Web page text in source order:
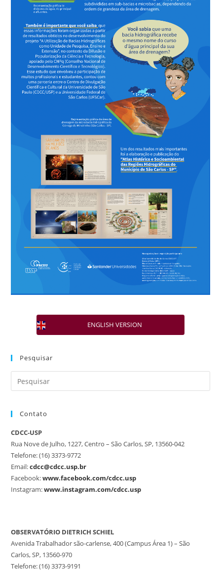
ENGLISH VERSION
Pesquisar
Contato
CDCC-USP
Rua Nove de Julho, 1227, Centro – São Carlos, SP, 13560-042
Telefone: (16) 3373-9772
Email:cdcc@cdcc.usp.br
Facebook:www.facebook.com/cdcc.usp
Instagram:www.instagram.com/cdcc.usp
OBSERVATÓRIO DIETRICH SCHIEL
Avenida Trabalhador são-carlense, 400 (Campus Área 1) – São
Carlos, SP, 13560-970
Telefone: (16) 3373-9191